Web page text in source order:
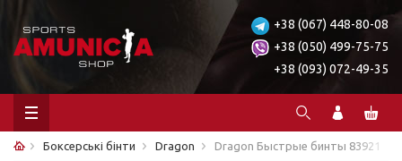
+38 (067) 448-80-08
+38 (050) 499-75-75
+38 (093) 072-49-35
Боксерські бінти Dragon Dragon Быстрые бинты 83921